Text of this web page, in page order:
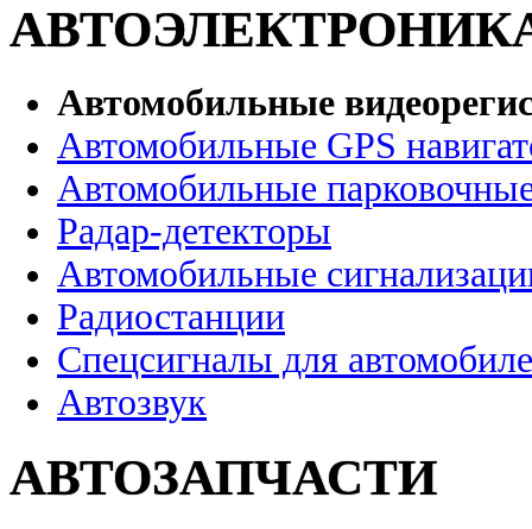
Автомобильные
Автомобильные GPS
Автомобильные
Радар-детекторы
Автомобильные
Радиостанции
Спецсигналы для
Автозвук
АВТОЗАПЧАСТИ